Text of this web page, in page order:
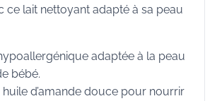
ce lait nettoyant adapté à sa peau
adaptée à la peau
bébé.
huile d’amande douce pour nourrir